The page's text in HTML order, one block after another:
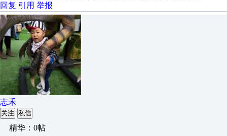
回复 引用 举报
志禾
关注 私信
精华：0帖